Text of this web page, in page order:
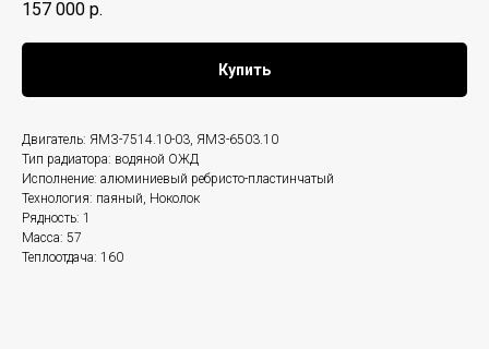
157 000 р.
Купить
Двигатель: ЯМЗ-7514.10-03, ЯМЗ-6503.10
Тип радиатора: водяной ОЖД
Исполнение: алюминиевый ребристо-пластинчатый
Технология: паяный, Ноколок
Рядность: 1
Масса: 57
Теплоотдача: 160